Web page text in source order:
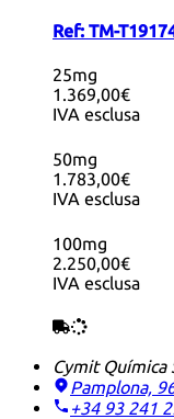
Ref: TM-
25mg
1.369,00€
IVA esclusa
50mg
1.783,00€
IVA esclusa
100mg
2.250,00€
IVA esclusa
Cymit Química
Pamplona,
+34 93 241